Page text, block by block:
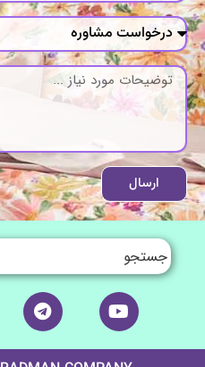
ارسال
Y
o
u
t
T
e
l
e